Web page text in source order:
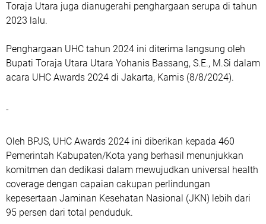
Toraja Utara juga dianugerahi penghargaan serupa di tahun
2023 lalu.
Penghargaan UHC tahun 2024 ini diterima langsung oleh
Bupati Toraja Utara Utara Yohanis Bassang, S.E., M.Si dalam
acara UHC Awards 2024 di Jakarta, Kamis (8/8/2024).
-
Oleh BPJS, UHC Awards 2024 ini diberikan kepada 460
Pemerintah Kabupaten/Kota yang berhasil menunjukkan
komitmen dan dedikasi dalam mewujudkan universal health
coverage dengan capaian cakupan perlindungan
kepesertaan Jaminan Kesehatan Nasional (JKN) lebih dari
95 persen dari total penduduk.